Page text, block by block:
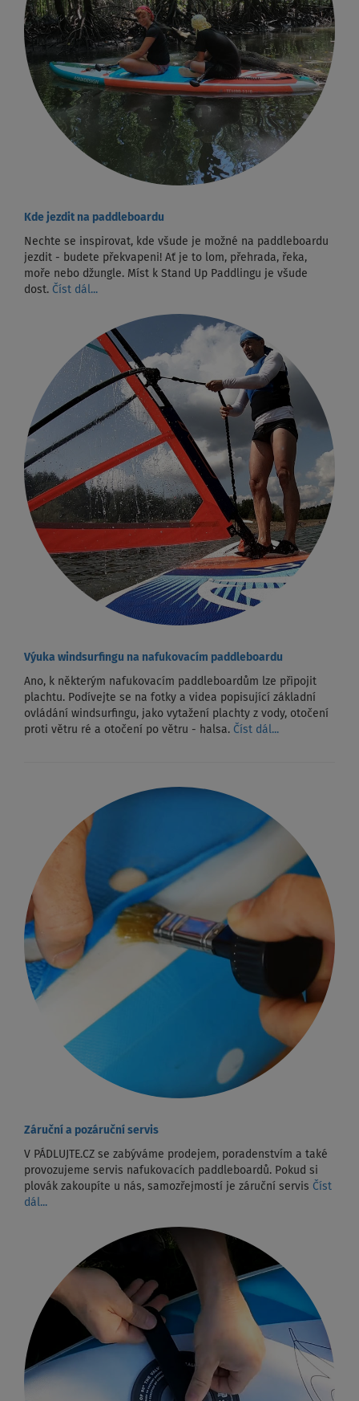
Kde jezdit na paddleboardu
Nechte se inspirovat, kde všude je možné na paddleboardu
jezdit - budete překvapeni! Ať je to lom, přehrada, řeka,
moře nebo džungle. Míst k Stand Up Paddlingu je všude
dost. Číst dál...
Výuka windsurfingu na nafukovacím paddleboardu
Ano, k některým nafukovacím paddleboardům lze připojit
plachtu. Podívejte se na fotky a videa popisující základní
ovládání windsurfingu, jako vytažení plachty z vody, otočení
proti větru ré a otočení po větru - halsa. Číst dál...
Záruční a pozáruční servis
V PÁDLUJTE.CZ se zabýváme prodejem, poradenstvím a také
provozujeme servis nafukovacích paddleboardů. Pokud si
plovák zakoupíte u nás, samozřejmostí je záruční servis Číst
dál...